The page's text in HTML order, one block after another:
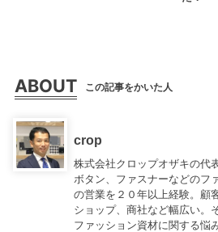
ABOUT この記事をかいた人
crop
株式会社クロップオザキの代
ボタン、ファスナーなどのフ
の営業を２０年以上経験。顧
ショップ、商社など幅広い。
ファッション資材に関する悩